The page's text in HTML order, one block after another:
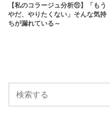
【私のコラージュ分析⑪】「もう
やだ、やりたくない」そんな気持
ちが漏れている～